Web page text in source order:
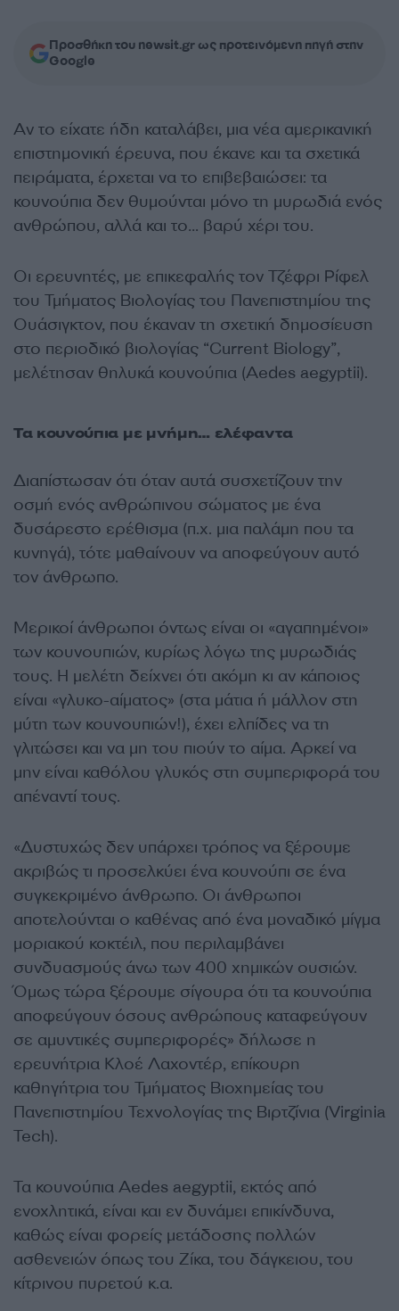
Προσθήκη του newsit.gr ως προτεινόμενη πηγή στην
Google
Αν το είχατε ήδη καταλάβει, μια νέα αμερικανική
επιστημονική έρευνα, που έκανε και τα σχετικά
πειράματα, έρχεται να το επιβεβαιώσει: τα
κουνούπια δεν θυμούνται μόνο τη μυρωδιά ενός
ανθρώπου, αλλά και το… βαρύ χέρι του.
Οι ερευνητές, με επικεφαλής τον Τζέφρι Ρίφελ
του Τμήματος Βιολογίας του Πανεπιστημίου της
Ουάσιγκτον, που έκαναν τη σχετική δημοσίευση
στο περιοδικό βιολογίας “Current Biology”,
μελέτησαν θηλυκά κουνούπια (Αedes aegyptii).
Τα κουνούπια με μνήμη… ελέφαντα
Διαπίστωσαν ότι όταν αυτά συσχετίζουν την
οσμή ενός ανθρώπινου σώματος με ένα
δυσάρεστο ερέθισμα (π.χ. μια παλάμη που τα
κυνηγά), τότε μαθαίνουν να αποφεύγουν αυτό
τον άνθρωπο.
Μερικοί άνθρωποι όντως είναι οι «αγαπημένοι»
των κουνουπιών, κυρίως λόγω της μυρωδιάς
τους. Η μελέτη δείχνει ότι ακόμη κι αν κάποιος
είναι «γλυκο-αίματος» (στα μάτια ή μάλλον στη
μύτη των κουνουπιών!), έχει ελπίδες να τη
γλιτώσει και να μη του πιούν το αίμα. Αρκεί να
μην είναι καθόλου γλυκός στη συμπεριφορά του
απέναντί τους.
«Δυστυχώς δεν υπάρχει τρόπος να ξέρουμε
ακριβώς τι προσελκύει ένα κουνούπι σε ένα
συγκεκριμένο άνθρωπο. Οι άνθρωποι
αποτελούνται ο καθένας από ένα μοναδικό μίγμα
μοριακού κοκτέιλ, που περιλαμβάνει
συνδυασμούς άνω των 400 χημικών ουσιών.
Όμως τώρα ξέρουμε σίγουρα ότι τα κουνούπια
αποφεύγουν όσους ανθρώπους καταφεύγουν
σε αμυντικές συμπεριφορές» δήλωσε η
ερευνήτρια Κλοέ Λαχοντέρ, επίκουρη
καθηγήτρια του Τμήματος Βιοχημείας του
Πανεπιστημίου Τεχνολογίας της Βιρτζίνια (Virginia
Tech).
Τα κουνούπια Aedes aegyptii, εκτός από
ενοχλητικά, είναι και εν δυνάμει επικίνδυνα,
καθώς είναι φορείς μετάδοσης πολλών
ασθενειών όπως του Ζίκα, του δάγκειου, του
κίτρινου πυρετού κ.α.